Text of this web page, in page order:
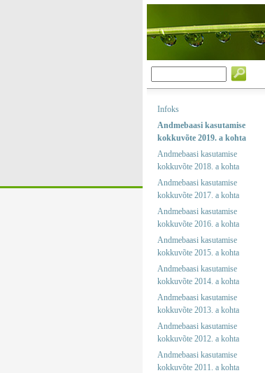
Infoks
Andmebaasi kasutamise
kokkuvõte 2019. a kohta
Andmebaasi kasutamise
kokkuvõte 2018. a kohta
Andmebaasi kasutamise
kokkuvõte 2017. a kohta
Andmebaasi kasutamise
kokkuvõte 2016. a kohta
Andmebaasi kasutamise
kokkuvõte 2015. a kohta
Andmebaasi kasutamise
kokkuvõte 2014. a kohta
Andmebaasi kasutamise
kokkuvõte 2013. a kohta
Andmebaasi kasutamise
kokkuvõte 2012. a kohta
Andmebaasi kasutamise
kokkuvõte 2011. a kohta